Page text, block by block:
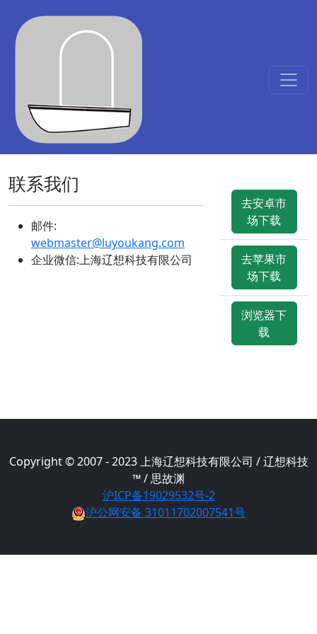
联系我们
邮件:
webmaster@luyoukang.com
企业微信:上海辽想科技有限公司
去安卓市
场下载
去苹果市
场下载
浏览器下
载
Copyright © 2007 - 2023 上海辽想科技有限公司 / 辽想科技
™ / 思故渊
沪ICP备19029532号-2
沪公网安备 31011702007541号